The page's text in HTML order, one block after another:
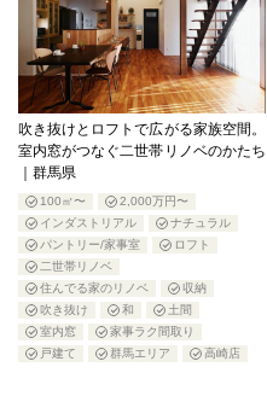
吹き抜けとロフトで広がる家族空間。
室内窓がつなぐ二世帯リノベのかたち
｜群馬県
100㎡〜
2,000万円〜
インダストリアル
ナチュラル
パントリー/家事室
ロフト
二世帯リノベ
住んでる家のリノベ
収納
吹き抜け
和
土間
室内窓
家事ラク間取り
戸建て
群馬エリア 高崎店